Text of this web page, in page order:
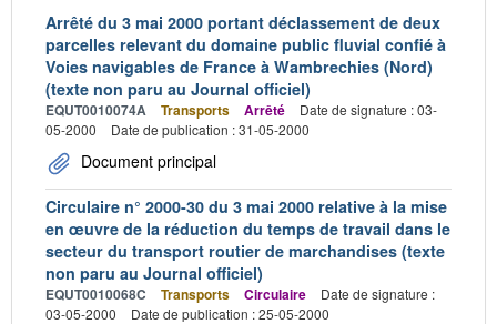
Arrêté du 3 mai 2000 portant déclassement de deux
parcelles relevant du domaine public fluvial confié à
Voies navigables de France à Wambrechies (Nord)
(texte non paru au Journal officiel)
EQUT0010074A Transports Arrêté
Date de signature : 03-
05-2000
Date de publication : 31-05-2000
Document principal
Circulaire n° 2000-30 du 3 mai 2000 relative à la mise
en œuvre de la réduction du temps de travail dans le
secteur du transport routier de marchandises (texte
non paru au Journal officiel)
EQUT0010068C Transports Circulaire
Date de signature :
03-05-2000
Date de publication : 25-05-2000